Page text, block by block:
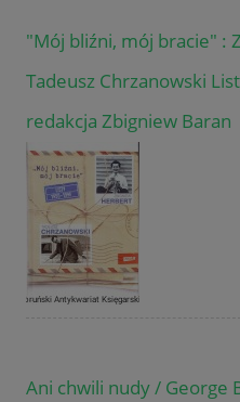
"Mój bliźni, mój bracie" :
Tadeusz Chrzanowski
redakcja Zbigniew Baran
Ani chwili nudy / George